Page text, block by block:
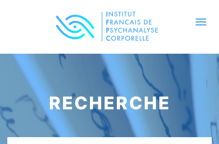
RECHERCHE